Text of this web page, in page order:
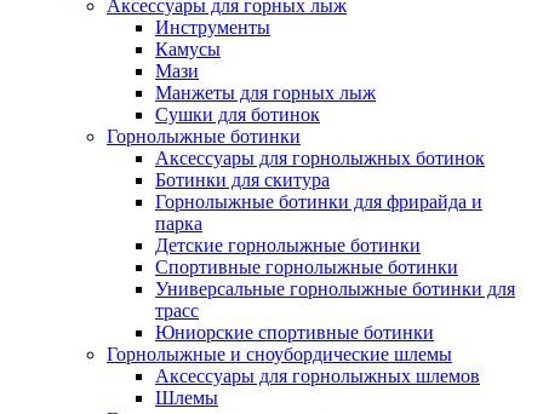
Аксессуары для горных лыж
Инструменты
Камусы
Мази
Манжеты для горных лыж
Сушки для ботинок
Горнолыжные ботинки
Аксессуары для горнолыжных ботинок
Ботинки для скитура
Горнолыжные ботинки для фрирайда и
парка
Детские горнолыжные ботинки
Спортивные горнолыжные ботинки
Универсальные горнолыжные ботинки для
трасс
Юниорские спортивные ботинки
Горнолыжные и сноубордические шлемы
Аксессуары для горнолыжных шлемов
Шлемы